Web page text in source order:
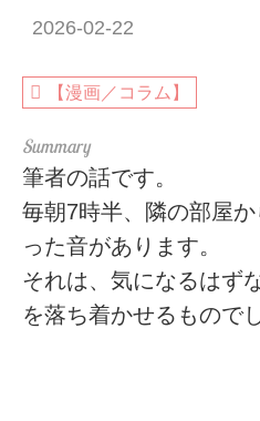
2026-02-22
【漫画／コラム】
筆者の話です。
毎朝7時半、隣の部屋
った音があります。
それは、気になるはず
を落ち着かせるもので